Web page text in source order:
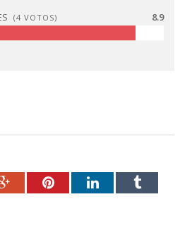
(4 VOTOS) 8.9
Google+PinterestLinkedInTumblr